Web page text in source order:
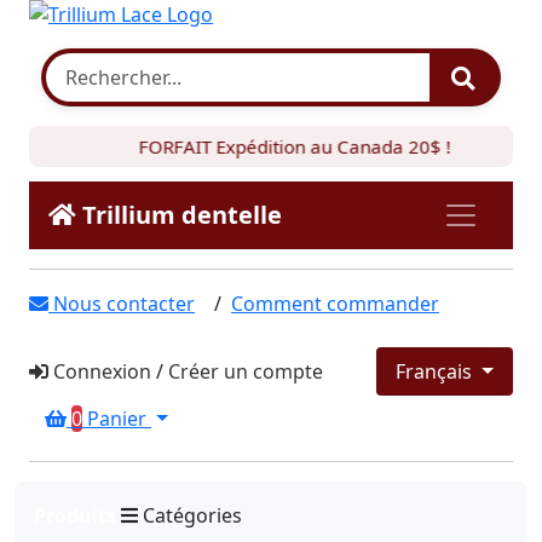
FORFAIT Expédition au Canada 20$ !
Trillium dentelle
Nous contacter / Comment commander
Connexion / Créer un compte
Français
0 Panier
Catégories